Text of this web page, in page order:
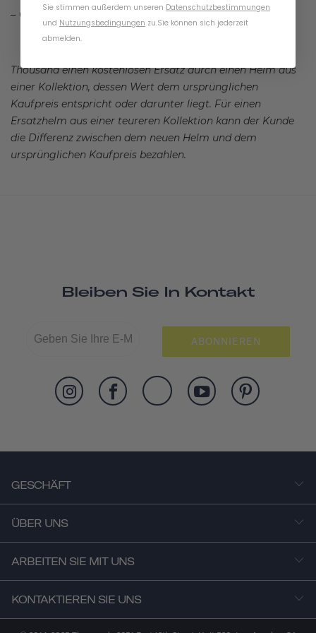
– Gloria
Thousand einen kostenlosen Ersatz durch einen Helm aus
einer Kollektion, dessen Wert dem ursprünglichen
Kaufpreis entspricht oder darunter liegt. Für einen
Ersatzhelm aus einer teureren Kollektion kann der Kunde
die Differenz zwischen dem neuen Helm und dem
ursprünglichen Kaufpreis bezahlen.
Bleiben Sie In Kontakt
ABONNIEREN
GESCHÄFT
ÜBER UNS
ARBEITEN SIE MIT UNS
KONTAKTIEREN SIE UNS
Sie stimmen außerdem unseren Datenschutzbestimmungen
und Nutzungsbedingungen zu.Sie können sich jederzeit
abmelden.